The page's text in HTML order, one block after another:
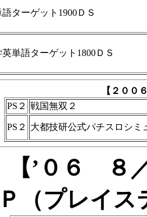
ターゲット1900ＤＳ
単語ターゲット1800ＤＳ
【２００
PS２ 戦国無双２
PS２ 大都技研公式パチスロシミ
【’０６ ８
Ｐ（プレイ